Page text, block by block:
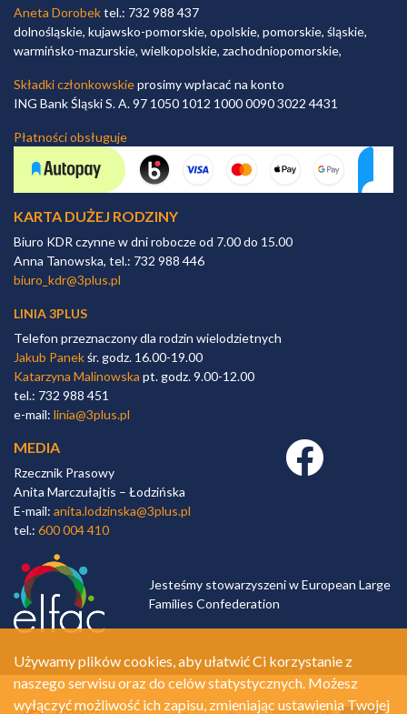
Aneta Dorobektel.: 732 988 437
dolnośląskie, kujawsko-pomorskie, opolskie, pomorskie, śląskie,
warmińsko-mazurskie, wielkopolskie, zachodniopomorskie,
Składki członkowskieprosimy wpłacać na konto
ING Bank Śląski S. A. 97 1050 1012 1000 0090 3022 4431
Płatności obsługuje
KARTA DUŻEJ RODZINY
Biuro KDR czynne w dni robocze od 7.00 do 15.00
Anna Tanowska, tel.: 732 988 446
biuro_kdr@3plus.pl
LINIA 3PLUS
Telefon przeznaczony dla rodzin wielodzietnych
Jakub Panekśr. godz. 16.00-19.00
Katarzyna Malinowska pt. godz. 9.00-12.00
tel.: 732 988 451
e-mail: linia@3plus.pl
MEDIA
Rzecznik Prasowy
Anita Marczułajtis – Łodzińska
E-mail: anita.lodzinska@3plus.pl
tel.: 600 004 410
Facebook link
Jesteśmy stowarzyszeni w European Large
Families Confederation
Używamy plików cookies, aby ułatwić Ci korzystanie z
naszego serwisu oraz do celów statystycznych. Możesz
wyłączyć możliwość ich zapisu, zmieniając ustawienia Twojej